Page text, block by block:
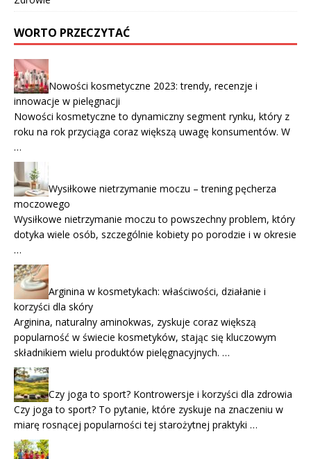
WORTO PRZECZYTAĆ
Nowości kosmetyczne 2023: trendy, recenzje i
innowacje w pielęgnacji
Nowości kosmetyczne to dynamiczny segment rynku, który z
roku na rok przyciąga coraz większą uwagę konsumentów. W
…
Wysiłkowe nietrzymanie moczu – trening pęcherza
moczowego
Wysiłkowe nietrzymanie moczu to powszechny problem, który
dotyka wiele osób, szczególnie kobiety po porodzie i w okresie
…
Arginina w kosmetykach: właściwości, działanie i
korzyści dla skóry
Arginina, naturalny aminokwas, zyskuje coraz większą
popularność w świecie kosmetyków, stając się kluczowym
składnikiem wielu produktów pielęgnacyjnych. …
Czy joga to sport? Kontrowersje i korzyści dla zdrowia
Czy joga to sport? To pytanie, które zyskuje na znaczeniu w
miarę rosnącej popularności tej starożytnej praktyki …